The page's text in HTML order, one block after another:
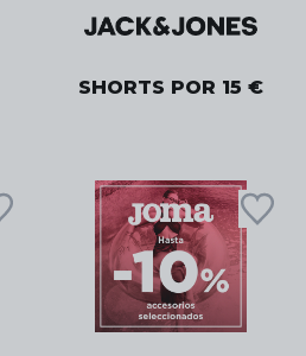
SHORTS POR 15 €